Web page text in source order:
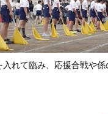
れて臨み、応援合戦や